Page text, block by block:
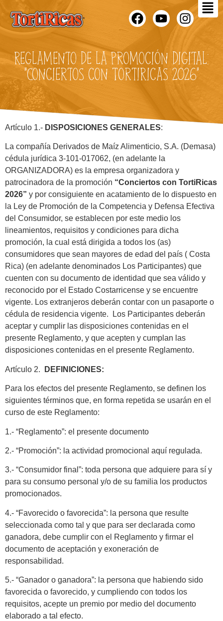
Reglamento de la promoción digital:
“Conciertos con TortiRicas 2026”
Artículo 1.- DISPOSICIONES GENERALES:
La compañía Derivados de Maíz Alimenticio, S.A. (Demasa)
cédula jurídica 3-101-017062, (en adelante la
ORGANIZADORA) es la empresa organizadora y
patrocinadora de la promoción “Conciertos con TortiRicas
2026” y por consiguiente en acatamiento de lo dispuesto en
la Ley de Promoción de la Competencia y Defensa Efectiva
del Consumidor, se establecen por este medio los
lineamientos, requisitos y condiciones para dicha
promoción, la cual está dirigida a todos los (as)
consumidores que sean mayores de edad del país ( Costa
Rica) (en adelante denominados Los Participantes) que
cuenten con su documento de identidad que sea válido y
reconocido por el Estado Costarricense y se encuentre
vigente. Los extranjeros deberán contar con un pasaporte o
cédula de residencia vigente. Los Participantes deberán
aceptar y cumplir las disposiciones contenidas en el
presente Reglamento, y que acepten y cumplan las
disposiciones contenidas en el presente Reglamento.
Artículo 2. DEFINICIONES:
Para los efectos del presente Reglamento, se definen los
siguientes términos que, en forma repetida se usarán en el
curso de este Reglamento:
1.- “Reglamento”: el presente documento
2.- “Promoción”: la actividad promocional aquí regulada.
3.- “Consumidor final”: toda persona que adquiere para sí y
para su consumo personal y/o de su familia los productos
promocionados.
4.- “Favorecido o favorecida”: la persona que resulte
seleccionada como tal y que para ser declarada como
ganadora, debe cumplir con el Reglamento y firmar el
documento de aceptación y exoneración de
responsabilidad.
5.- “Ganador o ganadora”: la persona que habiendo sido
favorecida o favorecido, y cumpliendo con todos los
requisitos, acepte un premio por medio del documento
elaborado a tal efecto.